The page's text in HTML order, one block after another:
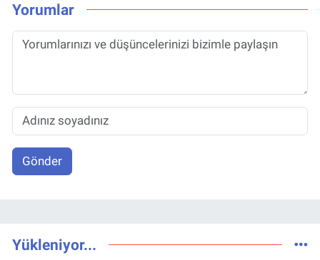
Yorumlar
Gönder
Yükleniyor...